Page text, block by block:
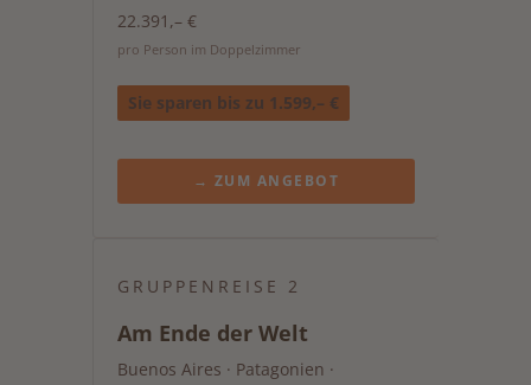
22.391,– €
pro Person im Doppelzimmer
Sie sparen bis zu 1.599,– €
→ ZUM ANGEBOT
GRUPPENREISE 2
Am Ende der Welt
Buenos Aires · Patagonien ·